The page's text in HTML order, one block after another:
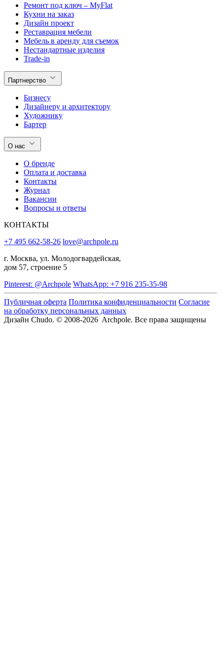
Ремонт под ключ – MyFlat
Кухни на заказ
Дизайн проект
Реставрация мебели
Мебель в аренду для съемок
Нестандартные изделия
Trade-in
Партнерство
Бизнесу
Дизайнеру и архитектору
Художнику
Бартер
О нас
О бренде
Оплата и доставка
Контакты
Журнал
Вакансии
Вопросы и ответы
КОНТАКТЫ
+7 495 662-58-26 love@archpole.ru
г. Москва, ул. Молодогвардейская,
дом 57, строение 5
Pinterest: @Archpole WhatsApp: +7 916 235-35-98
Публичная оферта Политика конфиденциальности Согласие
на обработку персональных данных
Дизайн Chudo. © 2008-2026 Archpole. Все права защищены